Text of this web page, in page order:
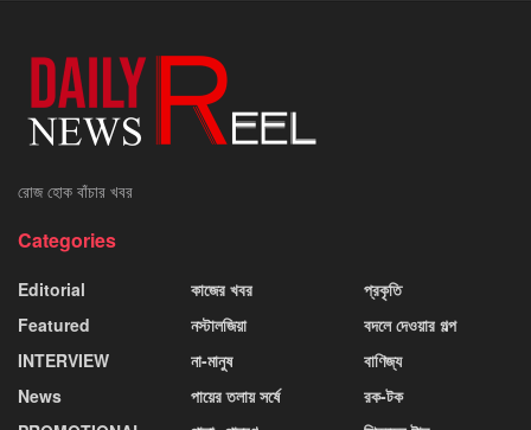
রোজ হোক বাঁচার খবর
Categories
Editorial
Featured
INTERVIEW
News
কাজের খবর
নস্টালজিয়া
না-মানুষ
পায়ের তলায় সর্ষে
প্রকৃতি
বদলে দেওয়ার গল্প
বাণিজ্য
রক-টক